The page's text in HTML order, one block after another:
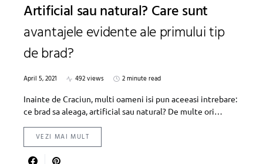
Artificial sau natural? Care sunt
avantajele evidente ale primului tip
de brad?
April 5, 2021 492 views
2 minute read
Inainte de Craciun, multi oameni isi pun aceeasi intrebare:
ce brad sa aleaga, artificial sau natural? De multe ori…
VEZI MAI MULT